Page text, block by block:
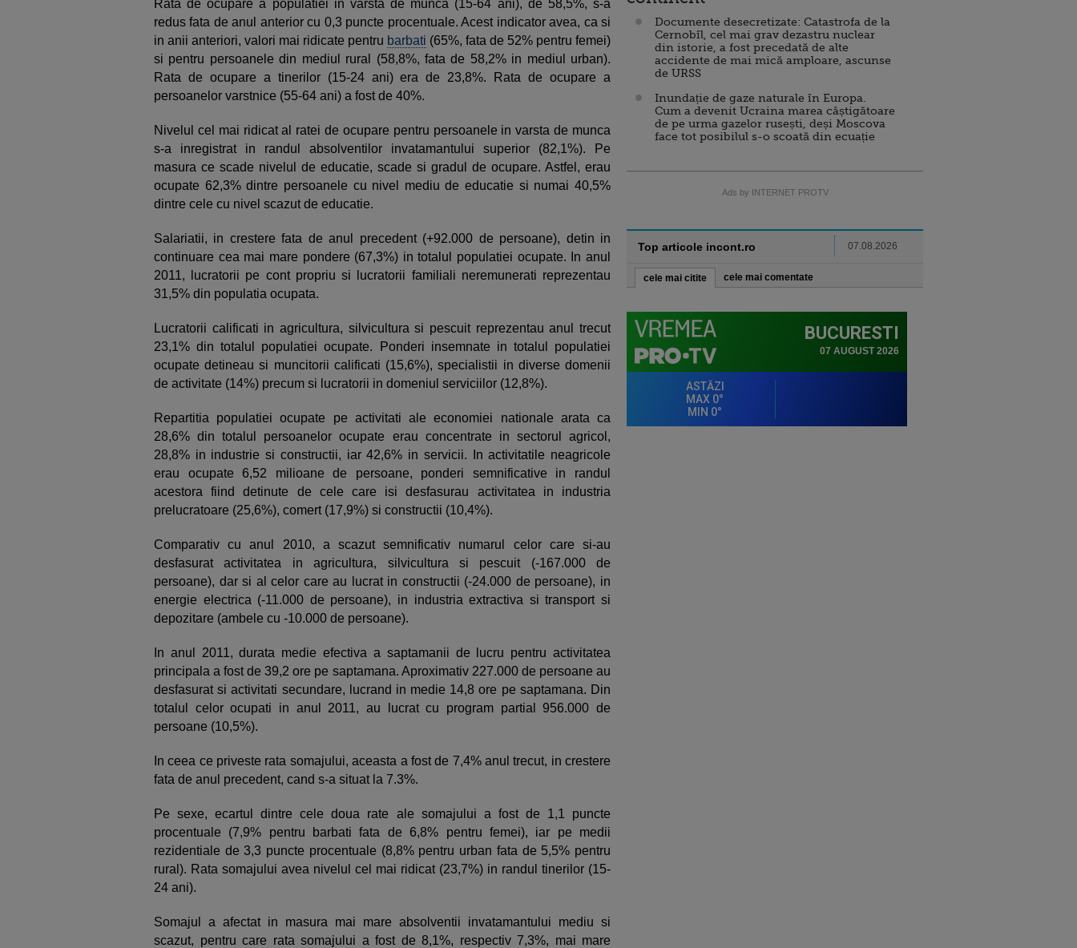
Rata de ocupare a populatiei in varsta de munca (15-64 ani), de 58,5%, s-a
redus fata de anul anterior cu 0,3 puncte procentuale. Acest indicator avea, ca si
in anii anteriori, valori mai ridicate pentru barbati (65%, fata de 52% pentru femei)
si pentru persoanele din mediul rural (58,8%, fata de 58,2% in mediul urban).
Rata de ocupare a tinerilor (15-24 ani) era de 23,8%. Rata de ocupare a
persoanelor varstnice (55-64 ani) a fost de 40%.
Nivelul cel mai ridicat al ratei de ocupare pentru persoanele in varsta de munca
s-a inregistrat in randul absolventilor invatamantului superior (82,1%). Pe
masura ce scade nivelul de educatie, scade si gradul de ocupare. Astfel, erau
ocupate 62,3% dintre persoanele cu nivel mediu de educatie si numai 40,5%
dintre cele cu nivel scazut de educatie.
Salariatii, in crestere fata de anul precedent (+92.000 de persoane), detin in
continuare cea mai mare pondere (67,3%) in totalul populatiei ocupate. In anul
2011, lucratorii pe cont propriu si lucratorii familiali neremunerati reprezentau
31,5% din populatia ocupata.
Lucratorii calificati in agricultura, silvicultura si pescuit reprezentau anul trecut
23,1% din totalul populatiei ocupate. Ponderi insemnate in totalul populatiei
ocupate detineau si muncitorii calificati (15,6%), specialistii in diverse domenii
de activitate (14%) precum si lucratorii in domeniul serviciilor (12,8%).
Repartitia populatiei ocupate pe activitati ale economiei nationale arata ca
28,6% din totalul persoanelor ocupate erau concentrate in sectorul agricol,
28,8% in industrie si constructii, iar 42,6% in servicii. In activitatile neagricole
erau ocupate 6,52 milioane de persoane, ponderi semnificative in randul
acestora fiind detinute de cele care isi desfasurau activitatea in industria
prelucratoare (25,6%), comert (17,9%) si constructii (10,4%).
Comparativ cu anul 2010, a scazut semnificativ numarul celor care si-au
desfasurat activitatea in agricultura, silvicultura si pescuit (-167.000 de
persoane), dar si al celor care au lucrat in constructii (-24.000 de persoane), in
energie electrica (-11.000 de persoane), in industria extractiva si transport si
depozitare (ambele cu -10.000 de persoane).
In anul 2011, durata medie efectiva a saptamanii de lucru pentru activitatea
principala a fost de 39,2 ore pe saptamana. Aproximativ 227.000 de persoane au
desfasurat si activitati secundare, lucrand in medie 14,8 ore pe saptamana. Din
totalul celor ocupati in anul 2011, au lucrat cu program partial 956.000 de
persoane (10,5%).
In ceea ce priveste rata somajului, aceasta a fost de 7,4% anul trecut, in crestere
fata de anul precedent, cand s-a situat la 7.3%.
Pe sexe, ecartul dintre cele doua rate ale somajului a fost de 1,1 puncte
procentuale (7,9% pentru barbati fata de 6,8% pentru femei), iar pe medii
rezidentiale de 3,3 puncte procentuale (8,8% pentru urban fata de 5,5% pentru
rural). Rata somajului avea nivelul cel mai ridicat (23,7%) in randul tinerilor (15-
24 ani).
Somajul a afectat in masura mai mare absolventii invatamantului mediu si
scazut, pentru care rata somajului a fost de 8,1%, respectiv 7,3%, mai mare
Documente desecretizate: Catastrofa de la
Cernobîl, cel mai grav dezastru nuclear
din istorie, a fost precedată de alte
accidente de mai mică amploare, ascunse
de URSS
Inundație de gaze naturale în Europa.
Cum a devenit Ucraina marea câștigătoare
de pe urma gazelor rusești, deși Moscova
face tot posibilul s-o scoată din ecuație
Ads by INTERNET PROTV
Top articole incont.ro 07.08.2026
cele mai citite cele mai comentate